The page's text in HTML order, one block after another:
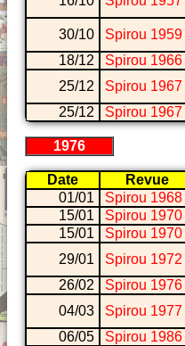
30/10 Spirou 1959
18/12
Spirou 1966
25/12
Spirou 1967
25/12
Spirou 1967
1976
Date Revue
01/01
Spirou 1968
15/01
Spirou 1970
15/01
Spirou 1970
29/01
Spirou 1972
26/02
Spirou 1976
04/03
Spirou 1977
06/05
Spirou 1986